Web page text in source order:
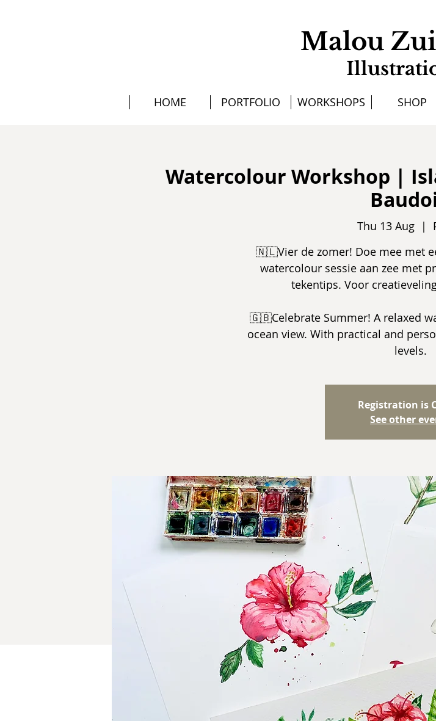
HOME PORTFOLIO WORKSHOPS SHOP
Malou
Watercolour Workshop |
Thu 13 Aug
  |
🇳🇱Vier de zomer! Doe mee met
watercolour sessie aan zee met
tekentips. Voor
🇬🇧Celebrate Summer! A relaxed
ocean view. With practical and
Registration is
See other